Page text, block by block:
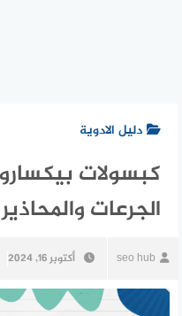
دليل الادوية
الجرعات والمحاذير
seo hub أكتوبر 16, 2024